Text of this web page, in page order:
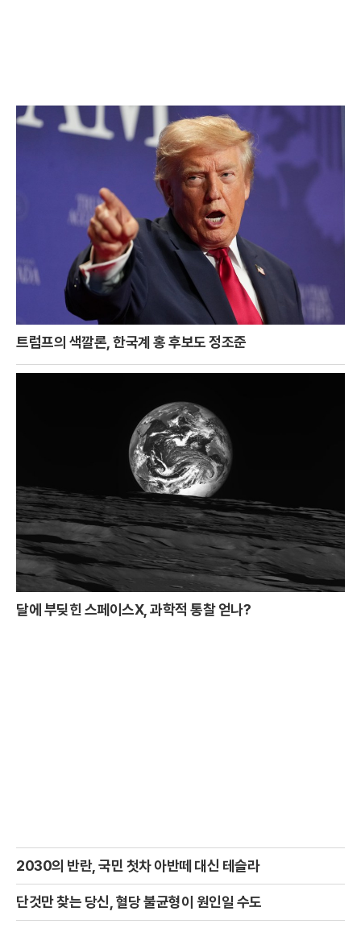
트럼프의 색깔론, 한국계 홍 후보도 정조준
달에 부딪힌 스페이스X, 과학적 통찰 얻나?
2030의 반란, 국민 첫차 아반떼 대신 테슬라
단것만 찾는 당신, 혈당 불균형이 원인일 수도